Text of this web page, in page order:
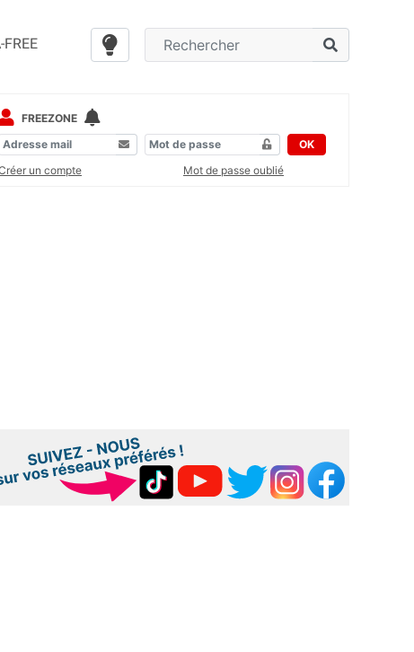
FREEZONE
OK
un compte
Mot de passe oublié